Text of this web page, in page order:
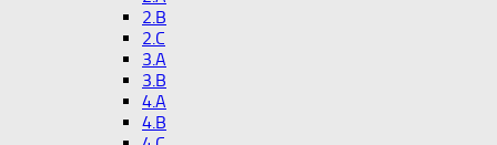
2.B
2.C
3.A
3.B
4.A
4.B